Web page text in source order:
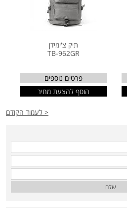
תיק צ'ימידן
TB-962GR
פרטים נוספים
הוסף להצעת מחיר
< לעמוד הקודם
שלח